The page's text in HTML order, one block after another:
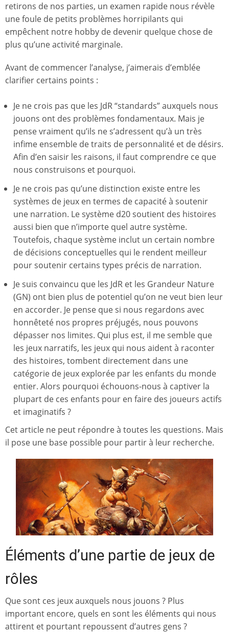
retirons de nos parties, un examen rapide nous révèle
une foule de petits problèmes horripilants qui
empêchent notre hobby de devenir quelque chose de
plus qu’une activité marginale.
Avant de commencer l’analyse, j’aimerais d’emblée
clarifier certains points :
Je ne crois pas que les JdR “standards” auxquels nous
jouons ont des problèmes fondamentaux. Mais je
pense vraiment qu’ils ne s’adressent qu’à un très
infime ensemble de traits de personnalité et de désirs.
Afin d’en saisir les raisons, il faut comprendre ce que
nous construisons et pourquoi.
Je ne crois pas qu’une distinction existe entre les
systèmes de jeux en termes de capacité à soutenir
une narration. Le système d20 soutient des histoires
aussi bien que n’importe quel autre système.
Toutefois, chaque système inclut un certain nombre
de décisions conceptuelles qui le rendent meilleur
pour soutenir certains types précis de narration.
Je suis convaincu que les JdR et les Grandeur Nature
(GN) ont bien plus de potentiel qu’on ne veut bien leur
en accorder. Je pense que si nous regardons avec
honnêteté nos propres préjugés, nous pouvons
dépasser nos limites. Qui plus est, il me semble que
les jeux narratifs, les jeux qui nous aident à raconter
des histoires, tombent directement dans une
catégorie de jeux explorée par les enfants du monde
entier. Alors pourquoi échouons-nous à captiver la
plupart de ces enfants pour en faire des joueurs actifs
et imaginatifs ?
Cet article ne peut répondre à toutes les questions. Mais
il pose une base possible pour partir à leur recherche.
Éléments d’une partie de jeux de
rôles
Que sont ces jeux auxquels nous jouons ? Plus
important encore, quels en sont les éléments qui nous
attirent et pourtant repoussent d’autres gens ?